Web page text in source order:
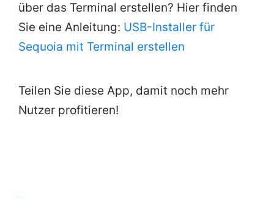
über das Terminal erstellen? Hier finden
Sie eine Anleitung: USB-Installer für
Sequoia mit Terminal erstellen
Teilen Sie diese App, damit noch mehr
Nutzer profitieren!